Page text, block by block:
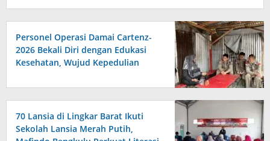
Personel Operasi Damai Cartenz-
2026 Bekali Diri dengan Edukasi
Kesehatan, Wujud Kepedulian
Kesejahteraan Anggota
70 Lansia di Lingkar Barat Ikuti
Sekolah Lansia Merah Putih,